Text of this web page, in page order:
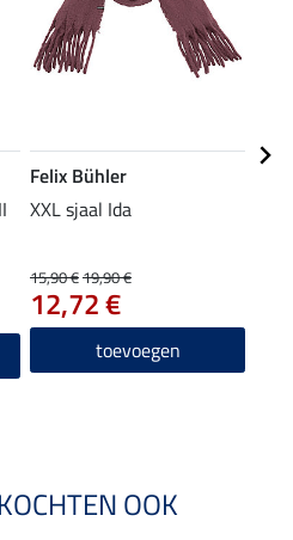
Felix Bühler
XXL sjaal Ida
15,90 €19,90 €
12,72 €
toevoegen
OOK